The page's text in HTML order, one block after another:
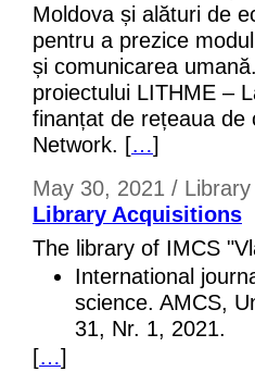
Moldova și alături de
pentru a prezice
și comunicarea
proiectului LITHME –
finanțat de rețeaua de
Network. […]
May 30, 2021 / Library
Library Acquisitions
The library of IMCS
International
science. AMCS,
31, Nr. 1, 2021.
[…]